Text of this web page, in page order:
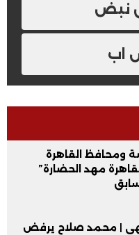
نبض
اب
ومحافظ القاهرة
مهد الحضارة”
| محمد صلاح يرفض